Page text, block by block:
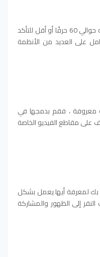
استهدف الحصول على عنوان يبلغ طوله حوالي 60 حرفًا أو أقل للتأكد
على العديد من الأنظمة
معروفة ، فقم بدمجها في
على مقاطع الفيديو الخاصة
لمعرفة أيها يعمل بشكل
إلى الظهور والمشاركة